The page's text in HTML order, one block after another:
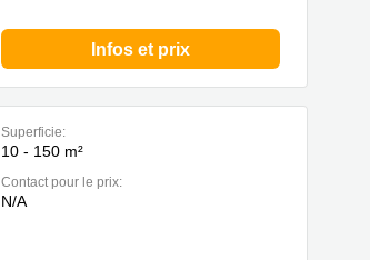
Infos et prix
Superficie:
10 - 150 m²
Contact pour le prix:
N/A